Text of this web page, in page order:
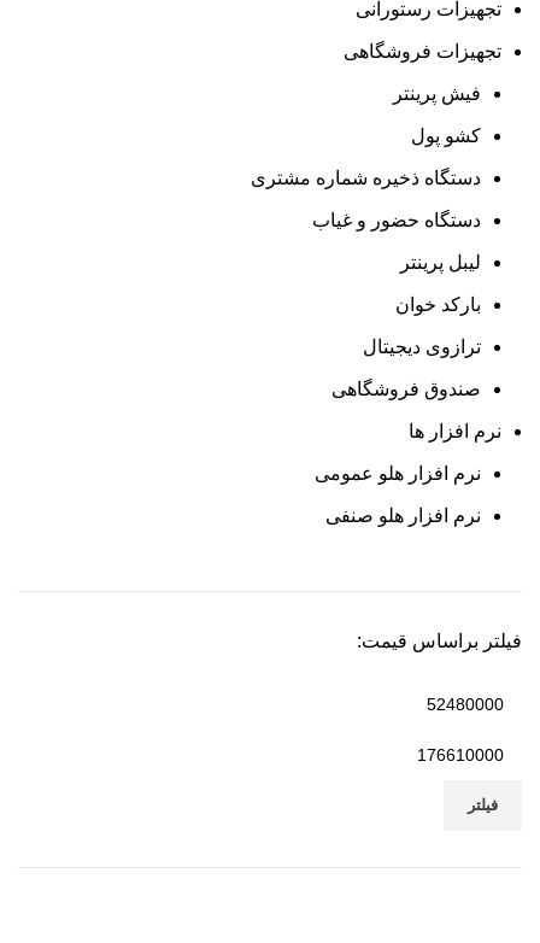
تجهیزات رستورانی
تجهیزات فروشگاهی
فیش پرینتر
کشو پول
دستگاه ذخیره شماره مشتری
دستگاه حضور و غیاب
لیبل پرینتر
بارکد خوان
ترازوی دیجیتال
صندوق فروشگاهی
نرم افزار ها
نرم افزار هلو عمومی
نرم افزار هلو صنفی
فیلتر براساس قیمت:
فیلتر